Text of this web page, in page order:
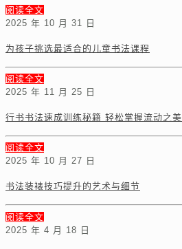
阅读全文
2025 年 10 月 31 日
为孩子挑选最适合的儿童书法课程
阅读全文
2025 年 11 月 25 日
行书书法速成训练秘籍 轻松掌握流动之美
阅读全文
2025 年 10 月 27 日
书法装裱技巧提升的艺术与细节
阅读全文
2025 年 4 月 18 日